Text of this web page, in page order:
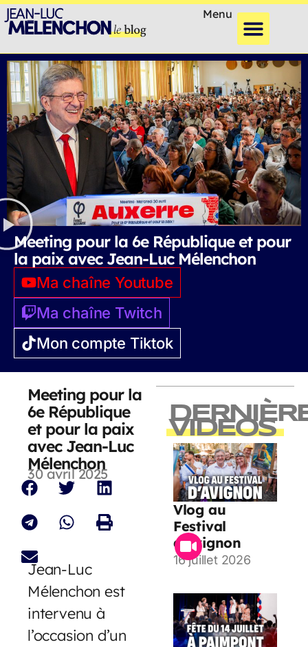
Menu
Meeting pour la 6e République et pour
la paix avec Jean-Luc Mélenchon
Ma chaîne Youtube
Ma chaîne Twitch
Mon compte Tiktok
Meeting pour la
6e République
et pour la paix
avec Jean-Luc
Mélenchon
30 avril 2025
Jean-Luc
Mélenchon est
intervenu à
l’occasion d’un
VIDEOS
Vlog au
Festival
d’Avignon
16 juillet 2026